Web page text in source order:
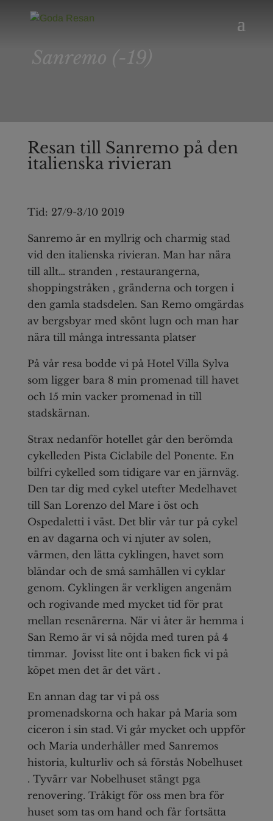
Sanremo (-19)
Resan till Sanremo på den
italienska rivieran
Tid: 27/9-3/10 2019
Sanremo är en myllrig och charmig stad
vid den italienska rivieran. Man har nära
till allt… stranden , restaurangerna,
shoppingstråken , gränderna och torgen i
den gamla stadsdelen. San Remo omgärdas
av bergsbyar med skönt lugn och man har
nära till många intressanta platser
På vår resa bodde vi på Hotel Villa Sylva
som ligger bara 8 min promenad till havet
och 15 min vacker promenad in till
stadskärnan.
Strax nedanför hotellet går den berömda
cykelleden Pista Ciclabile del Ponente. En
bilfri cykelled som tidigare var en järnväg.
Den tar dig med cykel utefter Medelhavet
till San Lorenzo del Mare i öst och
Ospedaletti i väst. Det blir vår tur på cykel
en av dagarna och vi njuter av solen,
värmen, den lätta cyklingen, havet som
bländar och de små samhällen vi cyklar
genom. Cyklingen är verkligen angenäm
och rogivande med mycket tid för prat
mellan resenärerna. När vi åter är hemma i
San Remo är vi så nöjda med turen på 4
timmar. Jovisst lite ont i baken fick vi på
köpet men det är det värt .
En annan dag tar vi på oss
promenadskorna och hakar på Maria som
ciceron i sin stad. Vi går mycket och uppför
och Maria underhåller med Sanremos
historia, kulturliv och så förstås Nobelhuset
. Tyvärr var Nobelhuset stängt pga
renovering. Tråkigt för oss men bra för
huset som tas om hand och får fortsätta